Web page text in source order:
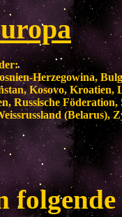
Herzegowina,
Kosovo,
Russische
(Belarus),